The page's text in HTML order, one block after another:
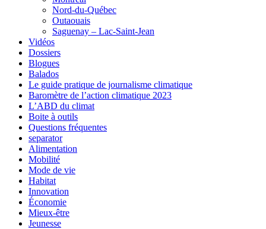
Nord-du-Québec
Outaouais
Saguenay – Lac-Saint-Jean
Vidéos
Dossiers
Blogues
Balados
Le guide pratique de journalisme climatique
Baromètre de l’action climatique 2023
L’ABD du climat
Boite à outils
Questions fréquentes
separator
Alimentation
Mobilité
Mode de vie
Habitat
Innovation
Économie
Mieux-être
Jeunesse